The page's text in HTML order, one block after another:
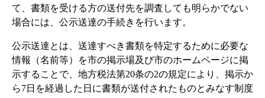
て、書類を受ける方の送付先を調査しても明らかでない
場合には、公示送達の手続きを行います。
公示送達とは、送達すべき書類を特定するために必要な
情報（名前等）を市の掲示場及び市のホームページに掲
示することで、地方税法第20条の2の規定により、掲示か
ら7日を経過した日に書類が送付されたものとみなす制度